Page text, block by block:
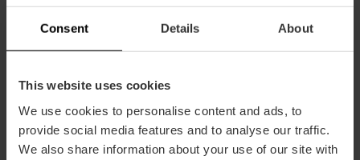
Consent Details About
This website uses cookies
We use cookies to personalise content and ads, to
provide social media features and to analyse our traffic.
We also share information about your use of our site with
-20%
Com arribar